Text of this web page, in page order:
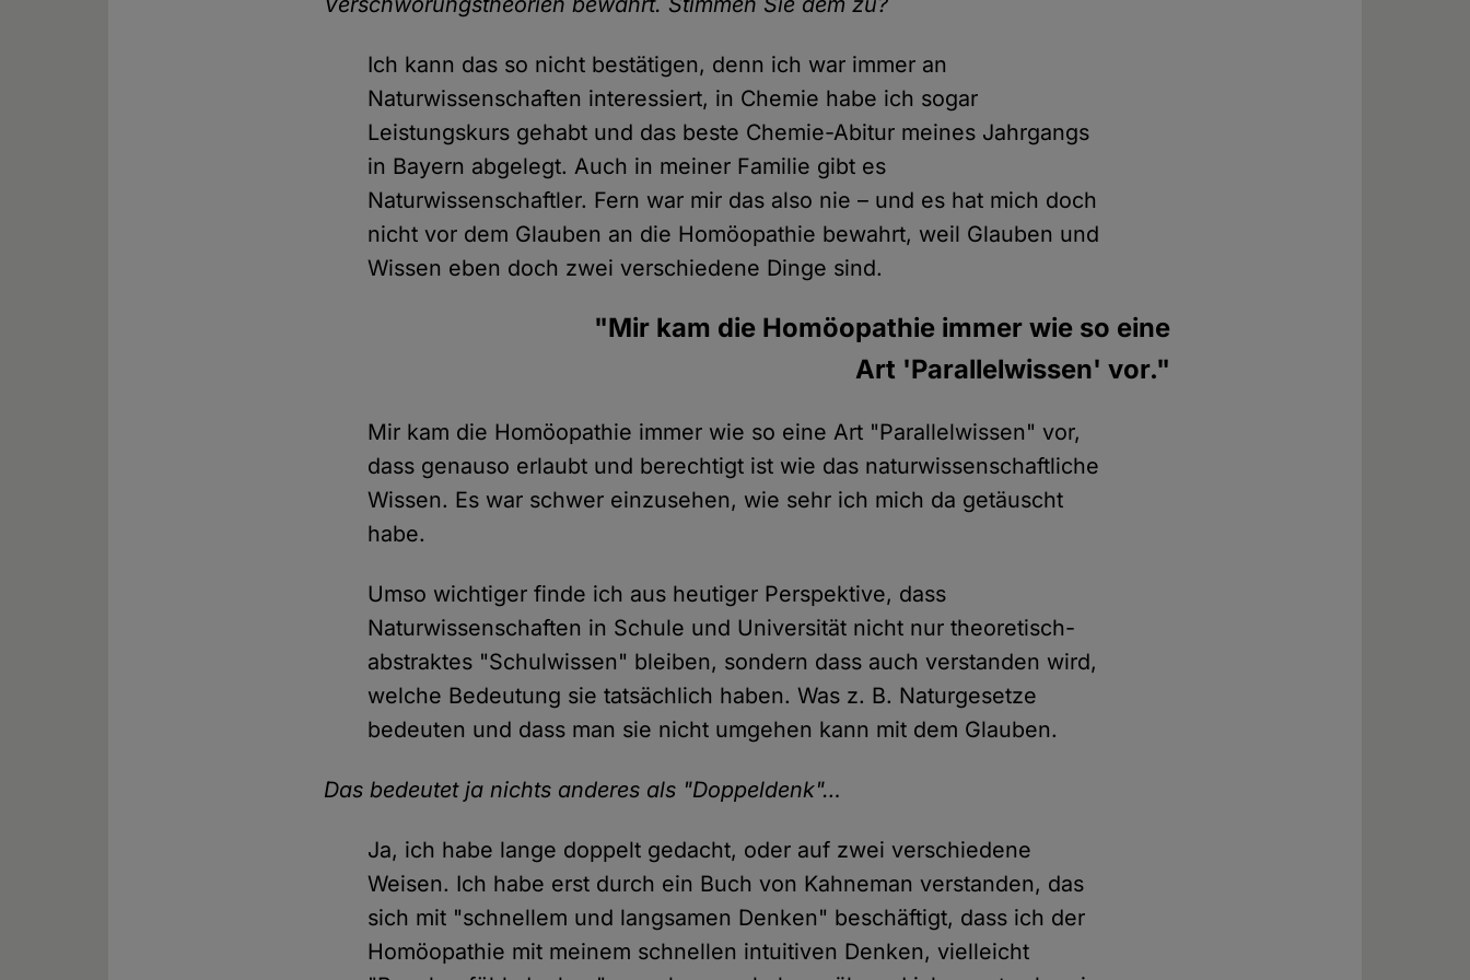
Ich kann das so nicht bestätigen, denn ich war immer an
Naturwissenschaften interessiert, in Chemie habe ich sogar
Leistungskurs gehabt und das beste Chemie-Abitur meines Jahrgangs
in Bayern abgelegt. Auch in meiner Familie gibt es
Naturwissenschaftler. Fern war mir das also nie – und es hat mich doch
nicht vor dem Glauben an die Homöopathie bewahrt, weil Glauben und
Wissen eben doch zwei verschiedene Dinge sind.
"Mir kam die Homöopathie immer wie so eine
Art 'Parallelwissen' vor."
Mir kam die Homöopathie immer wie so eine Art "Parallelwissen" vor,
dass genauso erlaubt und berechtigt ist wie das naturwissenschaftliche
Wissen. Es war schwer einzusehen, wie sehr ich mich da getäuscht
habe.
Umso wichtiger finde ich aus heutiger Perspektive, dass
Naturwissenschaften in Schule und Universität nicht nur theoretisch-
abstraktes "Schulwissen" bleiben, sondern dass auch verstanden wird,
welche Bedeutung sie tatsächlich haben. Was z. B. Naturgesetze
bedeuten und dass man sie nicht umgehen kann mit dem Glauben.
Das bedeutet ja nichts anderes als "Doppeldenk"…
Ja, ich habe lange doppelt gedacht, oder auf zwei verschiedene
Weisen. Ich habe erst durch ein Buch von Kahneman verstanden, das
sich mit "schnellem und langsamen Denken" beschäftigt, dass ich der
Homöopathie mit meinem schnellen intuitiven Denken, vielleicht